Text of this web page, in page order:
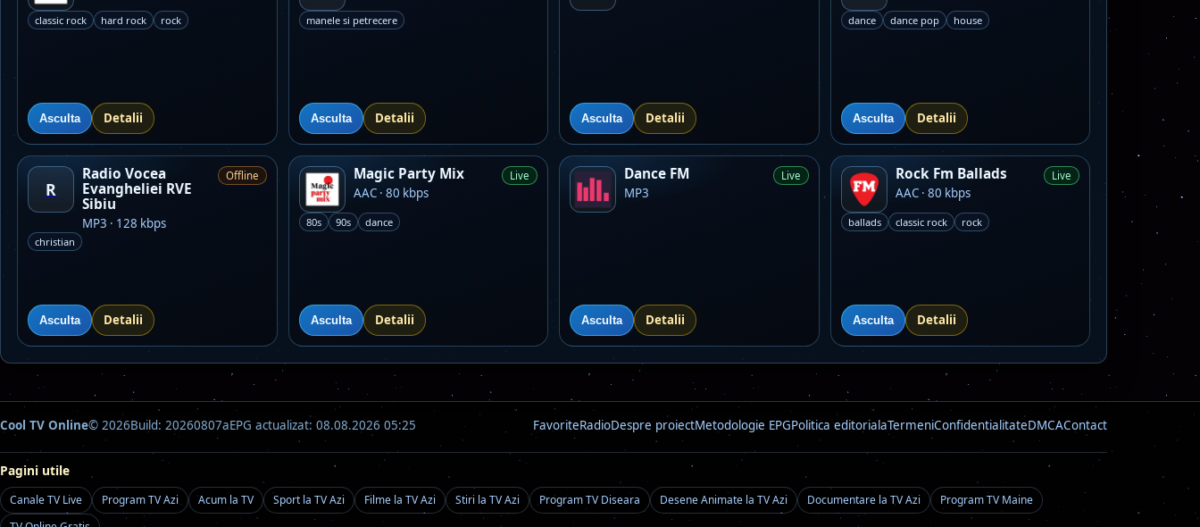
classic rock hard rock rock
Asculta Detalii
manele si petrecere
Asculta Detalii Asculta Detalii
dance dance pop house
Asculta Detalii
R
Radio Vocea
Evangheliei RVE
Sibiu
MP3 · 128 kbps
Offline
christian
Asculta Detalii
Magic Party Mix
AAC · 80 kbps
Live
80s 90s dance
Asculta Detalii
Dance FM
MP3
Live
Asculta Detalii
Rock Fm Ballads
AAC · 80 kbps
Live
ballads classic rock rock
Asculta Detalii
Cool TV Online© 2026Build: 20260807aEPG actualizat: 08.08.2026 05:25 FavoriteRadioDespre proiectMetodologie EPGPolitica editorialaTermeniConfidentialitateDMCAContact
Pagini utile
Canale TV Live Program TV Azi Acum la TV Sport la TV Azi Filme la TV Azi Stiri la TV Azi Program TV Diseara Desene Animate la TV Azi Documentare la TV Azi
Program TV Maine